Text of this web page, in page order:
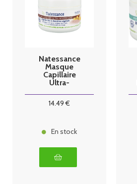
Natessance
Masque
Capillaire
Ultra-
14.49 €
En stock